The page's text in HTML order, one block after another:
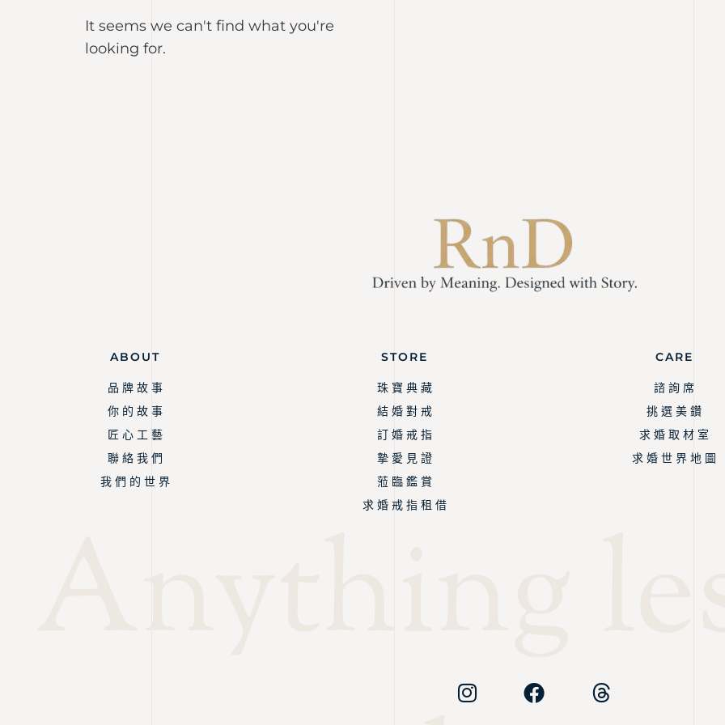
It seems we can't find what you're
looking for.
ABOUT
品 牌 故 事
你 的 故 事
匠 心 工 藝
聯 絡 我 們
我 們 的 世 界
STORE
珠 寶 典 藏
結 婚 對 戒
訂 婚 戒 指
摯 愛 見 證
蒞 臨 鑑 賞
求 婚 戒 指 租 借
CARE
諮 詢 席
挑 選 美 鑽
求 婚 取 材 室
求 婚 世 界 地 圖